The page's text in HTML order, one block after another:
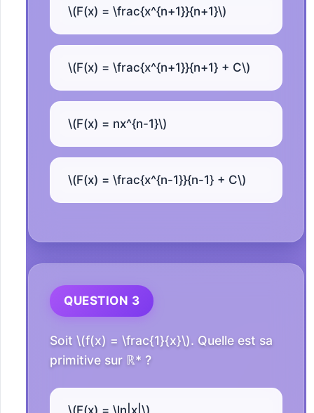
\(F(x) = \frac{x^{n+1}}{n+1}\)
\(F(x) = \frac{x^{n+1}}{n+1} + C\)
\(F(x) = nx^{n-1}\)
\(F(x) = \frac{x^{n-1}}{n-1} + C\)
QUESTION 3
Soit \(f(x) = \frac{1}{x}\). Quelle est sa
primitive sur ℝ* ?